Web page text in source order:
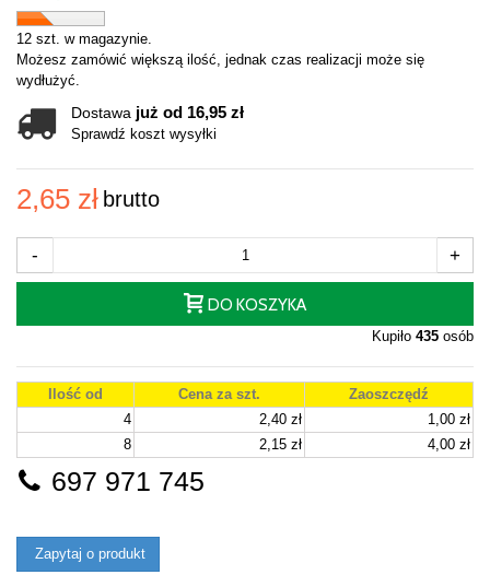
12 szt. w magazynie.
Możesz zamówić większą ilość, jednak czas realizacji może się
wydłużyć.
Dostawa już od 16,95 zł
Sprawdź koszt wysyłki
2,65 zł brutto
- +
DO KOSZYKA
Kupiło 435 osób
Ilość od Cena za szt.
Zaoszczędź
4
2,40 zł
1,00 zł
8
2,15 zł 4,00 zł
697 971 745
Zapytaj o produkt